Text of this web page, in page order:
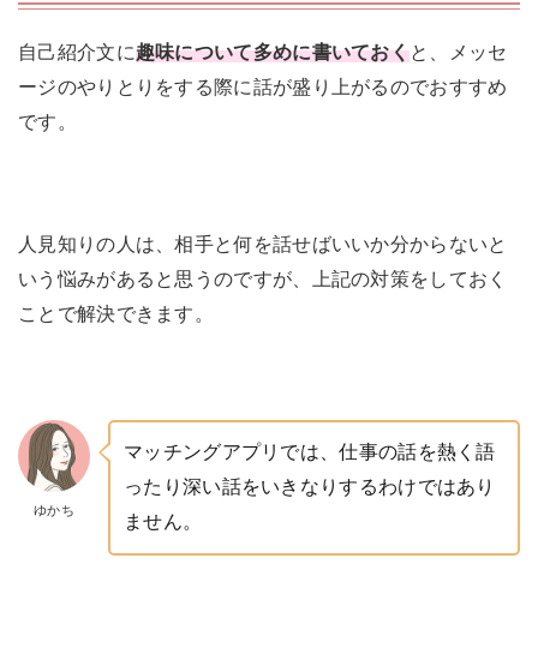
自己紹介文に趣味について多めに書いておくと、メッセ
ージのやりとりをする際に話が盛り上がるのでおすすめ
です。
人見知りの人は、相手と何を話せばいいか分からないと
いう悩みがあると思うのですが、上記の対策をしておく
ことで解決できます。
ゆかち
マッチングアプリでは、仕事の話を熱く語
ったり深い話をいきなりするわけではあり
ません。